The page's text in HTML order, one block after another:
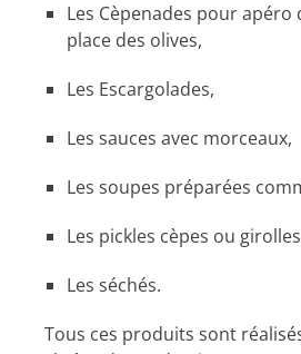
Les Cèpenades pour
place des olives,
Les Escargolades,
Les sauces avec morceaux,
Les soupes préparées
Les pickles cèpes ou
Les séchés.
Tous ces produits sont